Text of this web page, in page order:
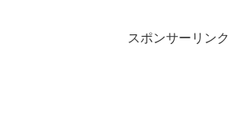
スポンサーリンク